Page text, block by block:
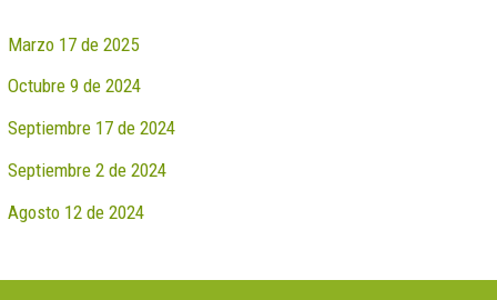
Marzo 17 de 2025
Octubre 9 de 2024
Septiembre 17 de 2024
Septiembre 2 de 2024
Agosto 12 de 2024